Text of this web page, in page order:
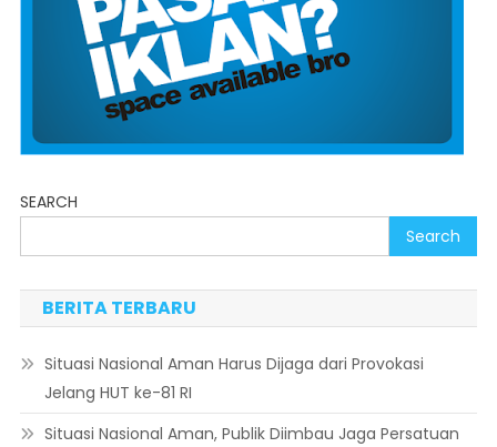
SEARCH
Search
BERITA TERBARU
Situasi Nasional Aman Harus Dijaga dari Provokasi
Jelang HUT ke-81 RI
Situasi Nasional Aman, Publik Diimbau Jaga Persatuan